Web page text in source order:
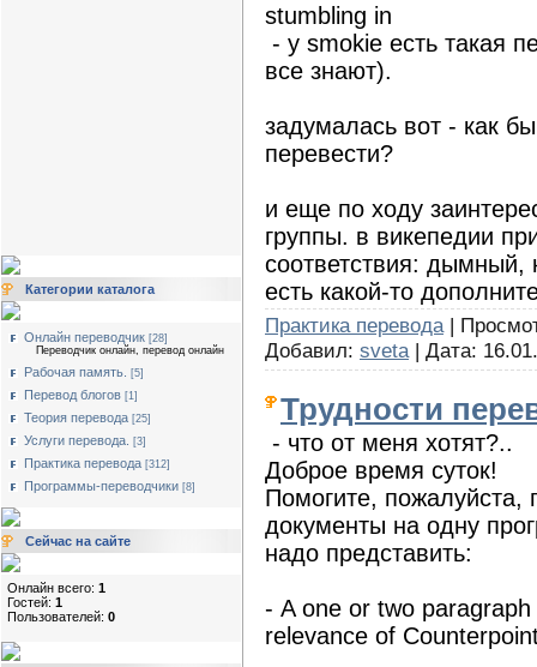
Категории каталога
Онлайн переводчик [28]
Переводчик онлайн, перевод онлайн
Рабочая память. [5]
Перевод блогов [1]
Теория перевода [25]
Услуги перевода. [3]
Практика перевода [312]
Программы-переводчики [8]
Сейчас на сайте
Онлайн всего: 1
Гостей: 1
Пользователей: 0
stumbling in
- у smokie есть такая
все знают).
задумалась вот - как
перевести?
и еще по ходу
группы. в викепедии
соответствия: дымный,
есть какой-то
Практика перевода |
Добавил: sveta | Дата:
Трудности
- что от меня хотят?..
Доброе время суток!
Помогите, пожалуйста,
документы на одну
надо представить:
- A one or two
relevance of